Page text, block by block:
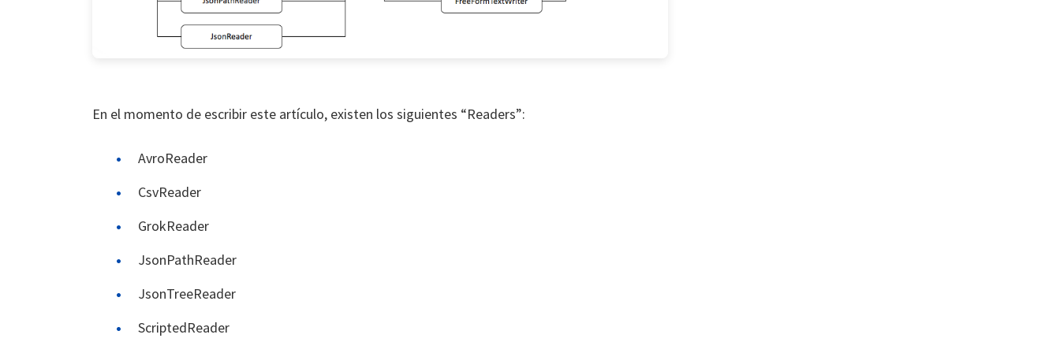
En el momento de escribir este artículo, existen los siguientes “Readers”:
AvroReader
CsvReader
GrokReader
JsonPathReader
JsonTreeReader
ScriptedReader